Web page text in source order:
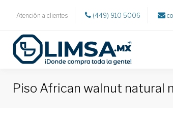
Atención a clientes (449) 910 5006
Piso African walnut natural